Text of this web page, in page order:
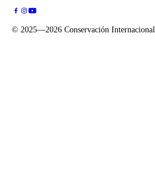
© 2025—2026 Conservación Internacional